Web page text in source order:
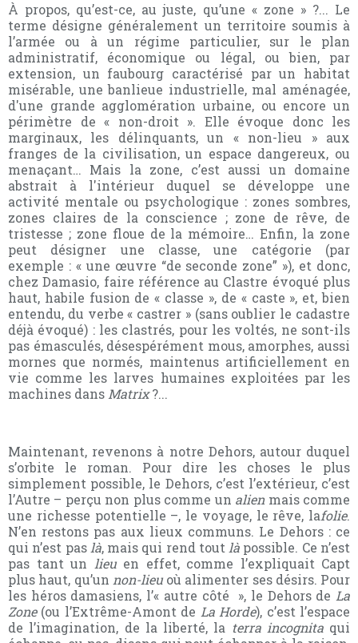
À propos, qu’est-ce, au juste, qu’une « zone »?... Le
terme désigne généralement un territoire soumis à
l’armée ou à un régime particulier, sur le plan
administratif, économique ou légal, ou bien, par
extension, un faubourg caractérisé par un habitat
misérable, une banlieue industrielle, mal aménagée,
d'une grande agglomération urbaine, ou encore un
périmètre de « non-droit ». Elle évoque donc les
marginaux, les délinquants, un « non-lieu » aux
franges de la civilisation, un espace dangereux, ou
menaçant… Mais la zone, c’est aussi un domaine
abstrait à l'intérieur duquel se développe une
activité mentale ou psychologique : zones sombres,
zones claires de la conscience ; zone de rêve, de
tristesse ; zone floue de la mémoire… Enfin, la zone
peut désigner une classe, une catégorie (par
exemple : « une œuvre “de seconde zone” »), et donc,
chez Damasio, faire référence au Clastre évoqué plus
haut, habile fusion de « classe », de « caste », et, bien
entendu, du verbe « castrer » (sans oublier le cadastre
déjà évoqué) : les clastrés, pour les voltés, ne sont-ils
pas émasculés, désespérément mous, amorphes, aussi
mornes que normés, maintenus artificiellement en
vie comme les larves humaines exploitées par les
machines dans Matrix?...
Maintenant, revenons à notre Dehors, autour duquel
s’orbite le roman. Pour dire les choses le plus
simplement possible, le Dehors, c’est l’extérieur, c’est
l’Autre – perçu non plus comme un alienmais comme
une richesse potentielle –, le voyage, le rêve, lafolie.
N’en restons pas aux lieux communs. Le Dehors : ce
qui n’est pas là, mais qui rend tout là possible. Ce n’est
pas tant un
lieu en effet, comme l’expliquait Capt
plus haut, qu’un non-lieuoù alimenter ses désirs. Pour
les héros damasiens, l’« autre côté », le Dehors de La
Zone(ou l’Extrême-Amont de La Horde), c’est l’espace
de l’imagination, de la liberté, la terra incognitaqui